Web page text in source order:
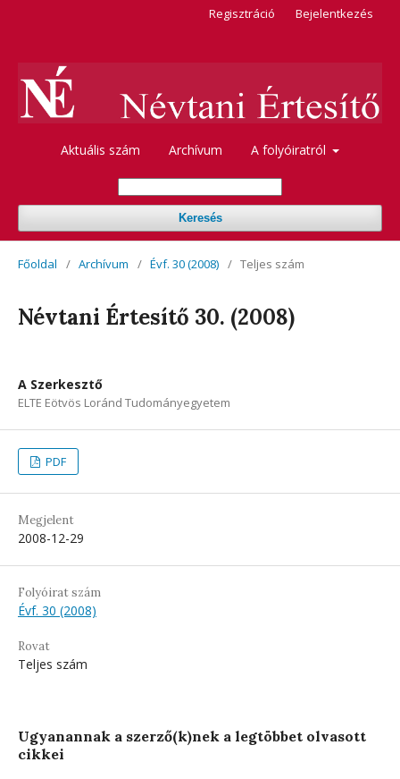
Aktuális szám Archívum A folyóiratról
Keresés
Regisztráció Bejelentkezés
Főoldal / Archívum / Évf. 30 (2008) / Teljes szám
Névtani Értesítő 30. (2008)
A Szerkesztő
ELTE Eötvös Loránd Tudományegyetem
PDF
Megjelent
2008-12-29
Folyóirat szám
Évf. 30 (2008)
Rovat
Teljes szám
Ugyanannak a szerző(k)nek a legtöbbet olvasott
cikkei